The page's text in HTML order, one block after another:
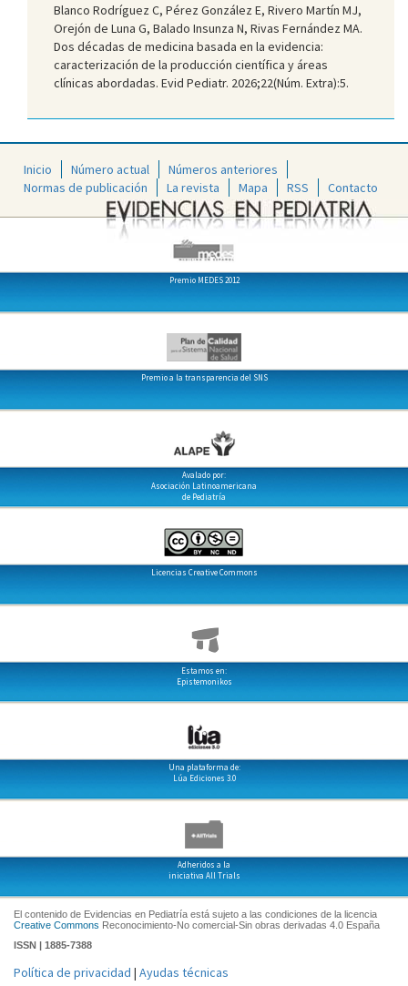
Blanco Rodríguez C, Pérez González E, Rivero Martín MJ,
Orejón de Luna G, Balado Insunza N, Rivas Fernández MA.
Dos décadas de medicina basada en la evidencia:
caracterización de la producción científica y áreas
clínicas abordadas. Evid Pediatr. 2026;22(Núm. Extra):5.
Inicio Número actual
Números anteriores
Normas de publicación
La revista Mapa RSS Contacto
Premio MEDES 2012
Premio a la transparencia del SNS
Avalado por:
Asociación Latinoamericana
de Pediatría
Licencias Creative Commons
Estamos en:
Epistemonikos
Una plataforma de:
Lúa Ediciones 3.0
Adheridos a la
iniciativa All Trials
El contenido de Evidencias en Pediatría está sujeto a las condiciones de la licencia
Creative Commons Reconocimiento-No comercial-Sin obras derivadas 4.0 España
ISSN | 1885-7388
Política de privacidad | Ayudas técnicas